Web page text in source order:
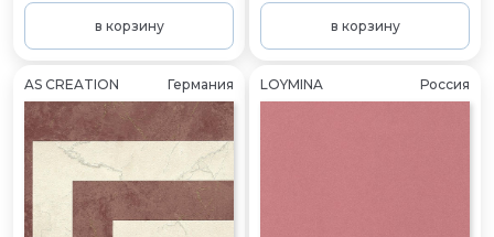
в корзину в корзину
AS CREATION Германия LOYMINA Россия